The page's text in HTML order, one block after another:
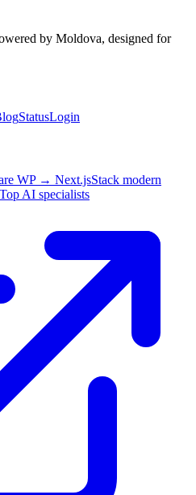
by Moldova, designed for
StatusLogin
WP → Next.jsStack modern
Top AI specialists